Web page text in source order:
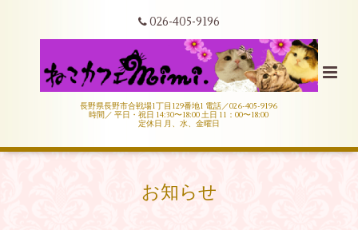
026-405-9196
長野県長野市合戦場1丁目129番地1 電話／026-405-9196
時間／ 平日・祝日 14:30〜18:00 土日 11：00〜18:00
定休日 月、水、金曜日
お知らせ